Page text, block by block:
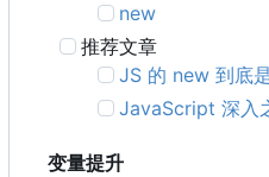
new
推荐文章
JS 的 new 到底
JavaScript 深入
变量提升